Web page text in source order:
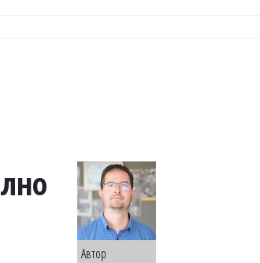
Автор